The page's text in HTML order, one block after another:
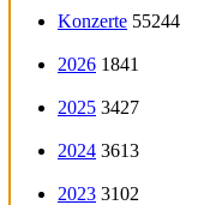
Konzerte 55244
2026 1841
2025 3427
2024 3613
2023 3102